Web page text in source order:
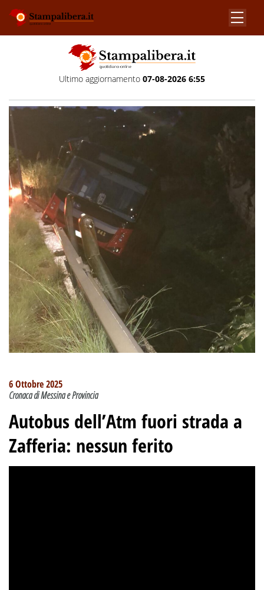
Ultimo aggiornamento 07-08-2026 6:55
6 Ottobre 2025
Cronaca di Messina e Provincia
Autobus dell’Atm fuori strada a
Zafferia: nessun ferito